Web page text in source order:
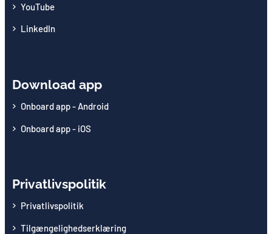
YouTube
LinkedIn
Download app
Onboard app - Android
Onboard app - iOS
Privatlivspolitik
Privatlivspolitik
Tilgængelighedserklæring